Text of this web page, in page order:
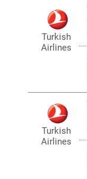
Turkish
Airlines
Turkish
Airlines